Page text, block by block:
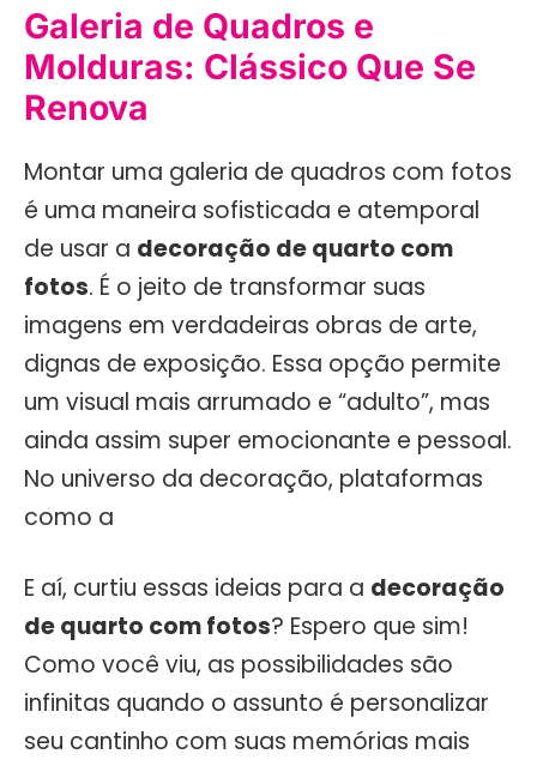
Galeria de Quadros e
Molduras: Clássico Que Se
Renova
Montar uma galeria de quadros com fotos
é uma maneira sofisticada e atemporal
de usar a decoração de quarto com
fotos. É o jeito de transformar suas
imagens em verdadeiras obras de arte,
dignas de exposição. Essa opção permite
um visual mais arrumado e “adulto”, mas
ainda assim super emocionante e pessoal.
No universo da decoração, plataformas
como a
E aí, curtiu essas ideias para a decoração
de quarto com fotos? Espero que sim!
Como você viu, as possibilidades são
infinitas quando o assunto é personalizar
seu cantinho com suas memórias mais